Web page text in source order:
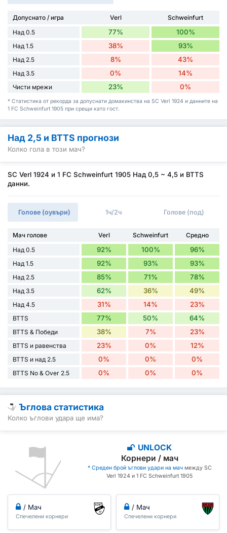
Допуснато / игра Verl
Schweinfurt
Над 0.5
77% 100%
Над 1.5 38% 93%
Над 2.5 8% 43%
Над 3.5 0% 14%
Чисти мрежи 23% 0%
* Статистика от рекорда за допуснати домакинства на SC Verl 1924 и данните на
1 FC Schweinfurt 1905 при срещи като гост.
Над 2,5 и BTTS прогнози
Колко гола в този мач?
SC Verl 1924 и 1 FC Schweinfurt 1905 Над 0,5 ~ 4,5 и BTTS
данни.
Голове (оувъри) 1ч/2ч Голове (под)
Мач голове Verl Schweinfurt
Средно
Над 0.5
92% 100% 96%
Над 1.5 92% 93% 93%
Над 2.5 85% 71% 78%
Над 3.5 62% 36% 49%
Над 4.5 31% 14% 23%
BTTS 77% 50% 64%
BTTS & Победи 38% 7% 23%
BTTS и равенства 23% 0% 12%
BTTS и над 2.5 0% 0% 0%
BTTS No & Over 2.5 0% 0% 0%
Ъглова статистика
Колко ъглови удара ще има?
UNLOCK
Корнери / мач
* Среден брой ъглови удари на мачмежду SC
Verl 1924 и 1 FC Schweinfurt 1905
/ Мач
Спечелени корнери
/ Мач
Спечелени корнери